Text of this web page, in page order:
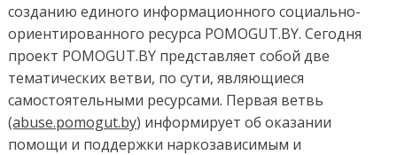
созданию единого информационного социально-
ориентированного ресурса POMOGUT.BY. Сегодня
проект POMOGUT.BY представляет собой две
тематических ветви, по сути, являющиеся
самостоятельными ресурсами. Первая ветвь
(аbuse.pomogut.by) информирует об оказании
помощи и поддержки наркозависимым и